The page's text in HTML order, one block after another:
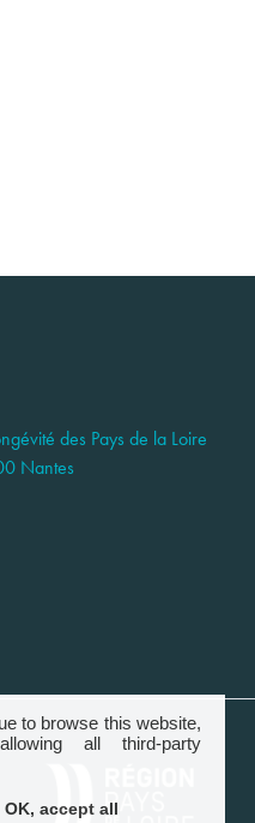
des Pays de la Loire
Nantes
to browse this website,
all third-party
OK, accept all